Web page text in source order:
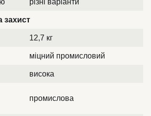
різні варіанти
захист
12,7 кг
міцний промисловий
висока
промислова